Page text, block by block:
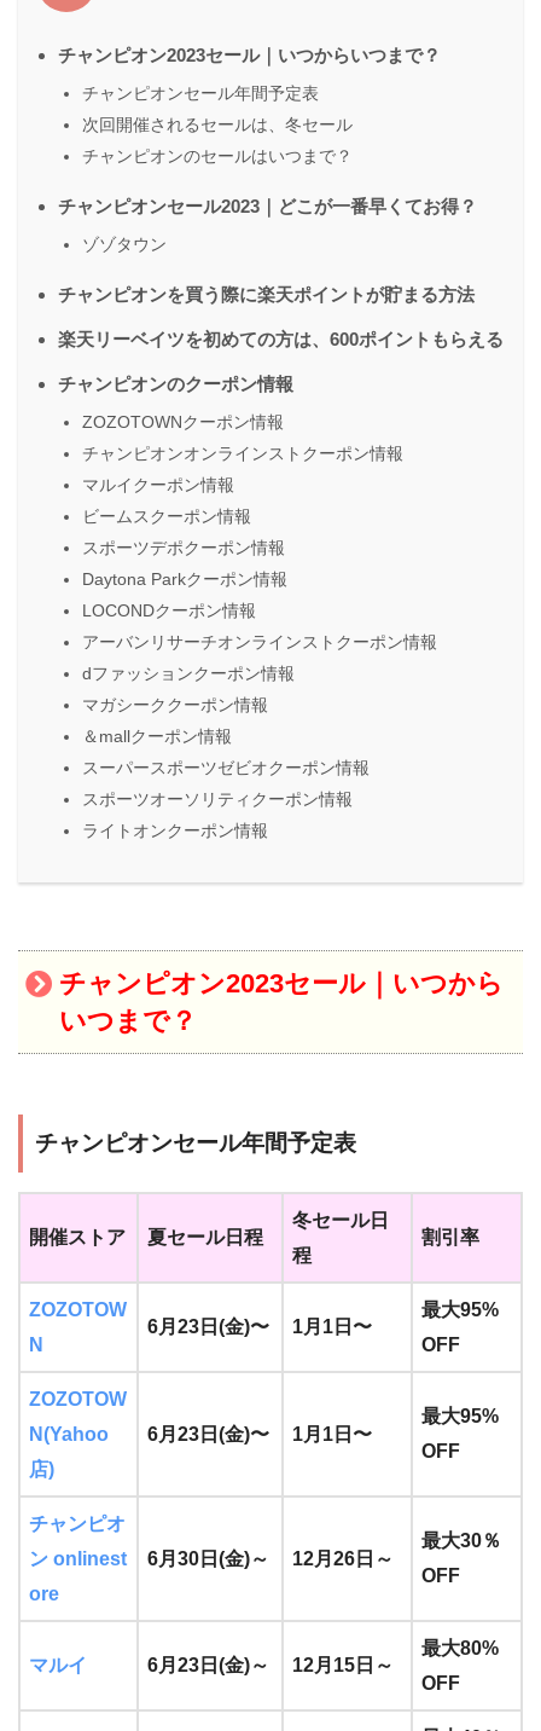
チャンピオン2023セール｜いつからいつまで？
チャンピオンセール年間予定表
次回開催されるセールは、冬セール
チャンピオンのセールはいつまで？
チャンピオンセール2023｜どこが一番早くてお得？
ゾゾタウン
チャンピオンを買う際に楽天ポイントが貯まる方法
楽天リーベイツを初めての方は、600ポイントもらえる
チャンピオンのクーポン情報
ZOZOTOWNクーポン情報
チャンピオンオンラインストクーポン情報
マルイクーポン情報
ビームスクーポン情報
スポーツデポクーポン情報
Daytona Parkクーポン情報
LOCONDクーポン情報
アーバンリサーチオンラインストクーポン情報
dファッションクーポン情報
マガシーククーポン情報
＆mallクーポン情報
スーパースポーツゼビオクーポン情報
スポーツオーソリティクーポン情報
ライトオンクーポン情報
チャンピオン2023セール｜いつから
いつまで？
チャンピオンセール年間予定表
開催ストア 夏セール日程
冬セール日
程
割引率
ZOZOTOW
N
6月23日(金)〜 1月1日〜
最大95%
OFF
ZOZOTOW
N(Yahoo
店)
6月23日(金)〜 1月1日〜
最大95%
OFF
チャンピオ
ン onlinest
ore
6月30日(金)～ 12月26日～
最大30％
OFF
マルイ 6月23日(金)～ 12月15日～
最大80%
OFF